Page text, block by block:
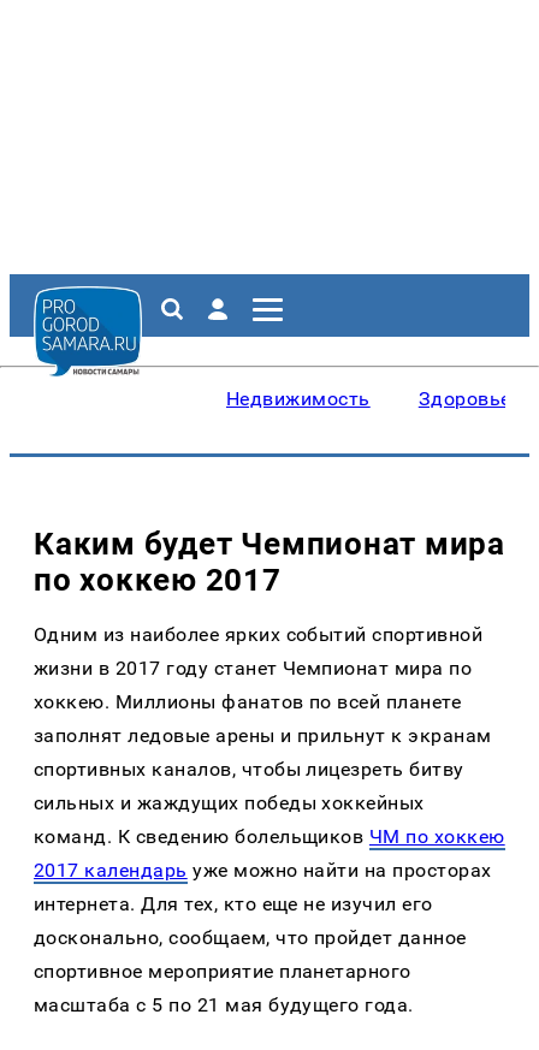
Недвижимость Здоровье
Каким будет Чемпионат мира
по хоккею 2017
Одним из наиболее ярких событий спортивной
жизни в 2017 году станет Чемпионат мира по
хоккею. Миллионы фанатов по всей планете
заполнят ледовые арены и прильнут к экранам
спортивных каналов, чтобы лицезреть битву
сильных и жаждущих победы хоккейных
команд. К сведению болельщиков ЧМ по хоккею
2017 календарь уже можно найти на просторах
интернета. Для тех, кто еще не изучил его
досконально, сообщаем, что пройдет данное
спортивное мероприятие планетарного
масштаба с 5 по 21 мая будущего года.